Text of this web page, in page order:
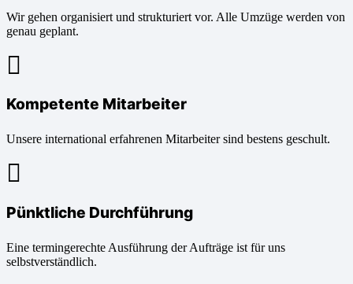
Wir gehen organisiert und strukturiert vor. Alle Umzüge werden von
genau geplant.
Kompetente Mitarbeiter
Unsere international erfahrenen Mitarbeiter sind bestens geschult.
Pünktliche Durchführung
Eine termingerechte Ausführung der Aufträge ist für uns
selbstverständlich.